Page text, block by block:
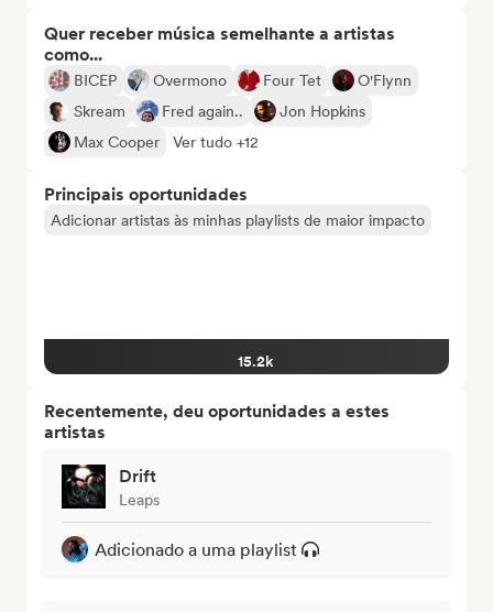
Quer receber música semelhante a artistas
como...
BICEP Overmono Four Tet
O'Flynn
Skream
Fred again..
Jon Hopkins
Max Cooper
Ver tudo +12
Principais oportunidades
Adicionar artistas às minhas playlists de maior impacto
15.2k
Recentemente, deu oportunidades a estes
artistas
Drift
Leaps
Adicionado a uma playlist